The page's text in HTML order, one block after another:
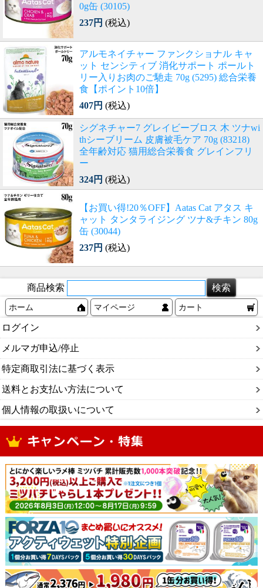
0g缶 (30105)
237円 (税込)
アルモネイチャー ファンクショナル キャ
ット センシティブ 消化サポート ポールト
リー入りお肉のご馳走 70g (5295) 総合栄養
食【ポイント10倍】
407円 (税込)
シグネチャー7 グレイビーブロス 木 ツナwi
thシーブリーム 皮膚被毛ケア 70g (83218)
全年齢対応 猫用総合栄養食 グレインフリ
ー
324円 (税込)
【お買い得!20％OFF】Aatas Cat アタス キ
ャット タンタライジング ツナ&チキン 80g
缶 (30044)
237円 (税込)
商品検索
ホーム マイページ カート
ログイン
メルマガ申込/停止
特定商取引法に基づく表示
送料とお支払い方法について
個人情報の取扱いについて